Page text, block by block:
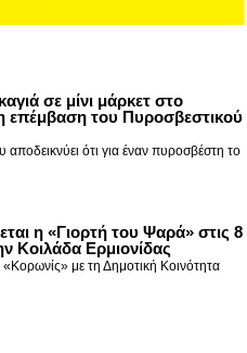
σε μίνι μάρκετ στο
επέμβαση του Πυροσβεστικού
αποδεικνύει ότι για έναν πυροσβέστη το
η «Γιορτή του Ψαρά» στις 8
Κοιλάδα Ερμιονίδας
με τη Δημοτική Κοινότητα